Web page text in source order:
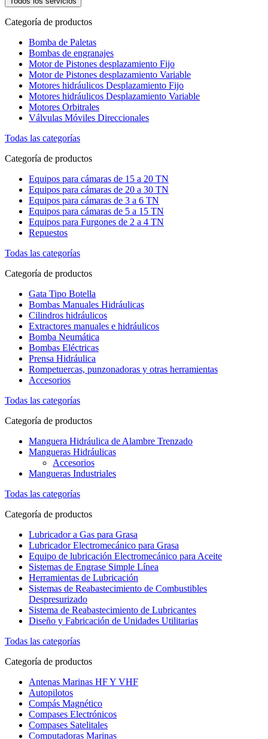
Categoría de productos
Bomba de Paletas
Bombas de engranajes
Motor de Pistones desplazamiento Fijo
Motor de Pistones desplazamiento Variable
Motores hidráulicos Desplazamiento Fijo
Motores hidráulicos Desplazamiento Variable
Motores Orbitrales
Válvulas Móviles Direccionales
Todas las categorías
Categoría de productos
Equipos para cámaras de 15 a 20 TN
Equipos para cámaras de 20 a 30 TN
Equipos para cámaras de 3 a 6 TN
Equipos para cámaras de 5 a 15 TN
Equipos para Furgones de 2 a 4 TN
Repuestos
Todas las categorías
Categoría de productos
Gata Tipo Botella
Bombas Manuales Hidráulicas
Cilindros hidráulicos
Extractores manuales e hidráulicos
Bomba Neumática
Bombas Eléctricas
Prensa Hidráulica
Rompetuercas, punzonadoras y otras herramientas
Accesorios
Todas las categorías
Categoría de productos
Manguera Hidráulica de Alambre Trenzado
Mangueras Hidráulicas
Accesorios
Mangueras Industriales
Todas las categorías
Categoría de productos
Lubricador a Gas para Grasa
Lubricador Electromecánico para Grasa
Equipo de lubricación Electromecánico para Aceite
Sistemas de Engrase Simple Línea
Herramientas de Lubricación
Sistemas de Reabastecimiento de Combustibles
Despresurizado
Sistema de Reabastecimiento de Lubricantes
Diseño y Fabricación de Unidades Utilitarias
Todas las categorías
Categoría de productos
Antenas Marinas HF Y VHF
Autopilotos
Compás Magnético
Compases Electrónicos
Compases Satelitales
Computadoras Marinas